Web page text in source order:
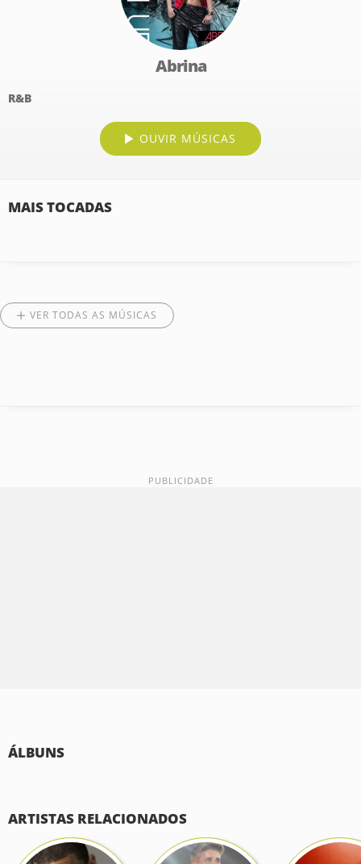
Abrina
R&B
OUVIR MÚSICAS
MAIS TOCADAS
VER TODAS AS MÚSICAS
ÁLBUNS
ARTISTAS RELACIONADOS